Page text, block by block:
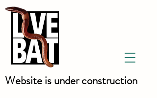
Website is under construction